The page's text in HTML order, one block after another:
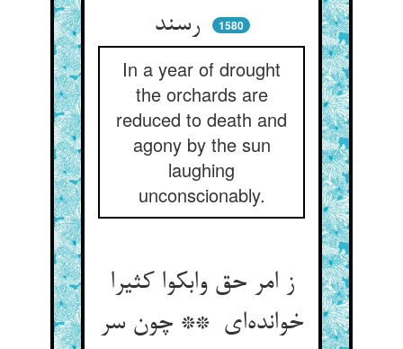
رسند
1580
In a year of drought
the orchards are
reduced to death and
agony by the sun
laughing
unconscionably.
ز امر حق وابکوا کثیرا
خوانده‌ای ** چون سر